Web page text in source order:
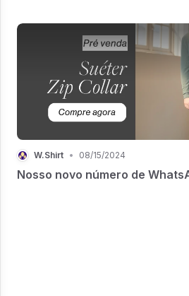
W.Shirt • 08/15/2024
Nosso novo número de